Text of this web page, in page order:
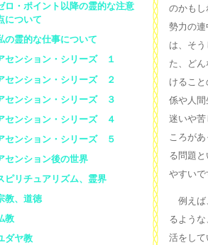
のかも
勢力の
は、そ
た、ど
けるこ
係や人
迷いや苦
ころが
る問題
やすいで
例えば
るよう
活をし
ロ・ポイント以降の霊的な注意
について
の霊的な仕事について
センション・シリーズ １
センション・シリーズ ２
センション・シリーズ ３
センション・シリーズ ４
センション・シリーズ ５
センション後の世界
ピリチュアリズム、霊界
教、道徳
教
ダヤ教